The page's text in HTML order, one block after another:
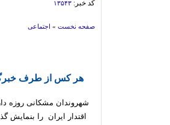
کد خبر: ۱۳۵۴۳
صفحه نخست » اجتماعی
هر کس از طرف
شهروندان مشکانی روزه
اقتدار ایران را بنمایش